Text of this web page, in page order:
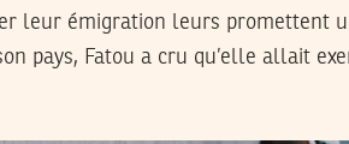
leur émigration leurs promettent
pays, Fatou a cru qu’elle allait